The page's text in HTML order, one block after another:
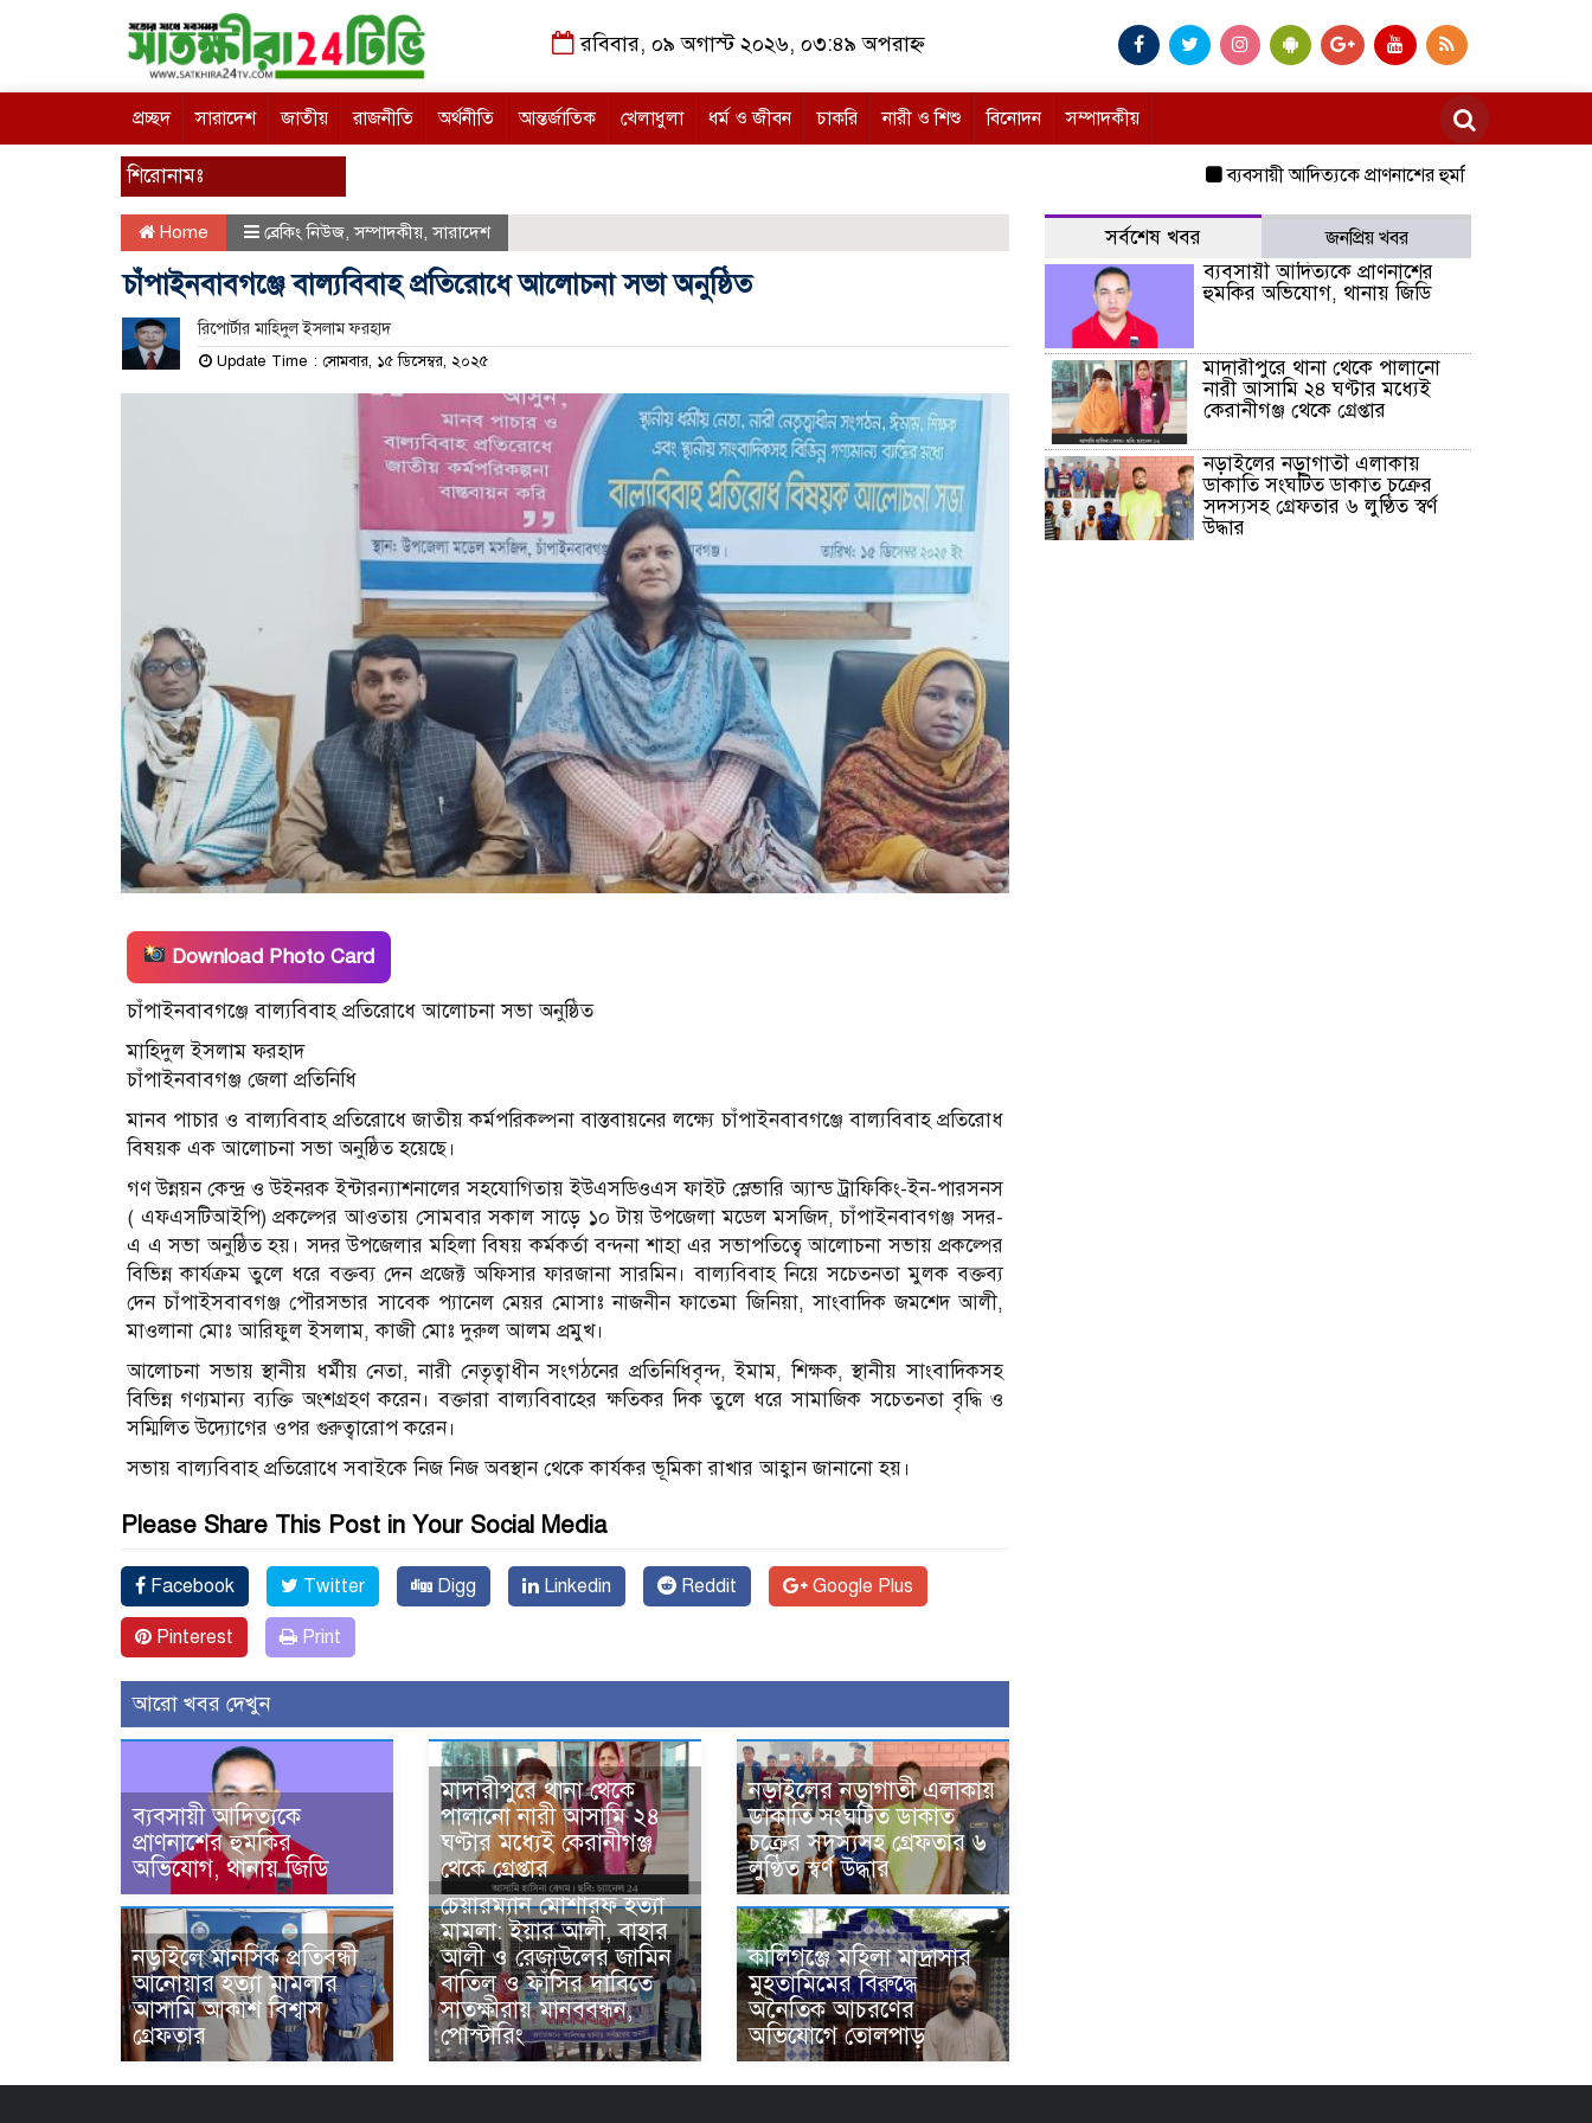
রবিবার, ০৯ অগাস্ট ২০২৬, ০৩:৪৯ অপরাহ্ন
প্রচ্ছদ সারাদেশ জাতীয় রাজনীতি অর্থনীতি আন্তর্জাতিক খেলাধুলা ধর্ম ও জীবন চাকরি নারী ও শিশু বিনোদন সম্পাদকীয়
শিরোনামঃ ব্যবসায়ী আদিত্যকে প্রাণনাশের হুমকির অভিযোগ, থানায়
Home ব্রেকিং নিউজ,সম্পাদকীয়,সারাদেশ
চাঁপাইনবাবগঞ্জে বাল্যবিবাহ প্রতিরোধে আলোচনা সভা অনুষ্ঠিত
রিপোর্টার মাহিদুল ইসলাম ফরহাদ
Update Time : সোমবার, ১৫ ডিসেম্বর, ২০২৫
Download Photo Card
চাঁপাইনবাবগঞ্জে বাল্যবিবাহ প্রতিরোধে আলোচনা সভা অনুষ্ঠিত
মাহিদুল ইসলাম ফরহাদ
চাঁপাইনবাবগঞ্জ জেলা প্রতিনিধি
মানব পাচার ও বাল্যবিবাহ প্রতিরোধে জাতীয় কর্মপরিকল্পনা বাস্তবায়নের লক্ষ্যে চাঁপাইনবাবগঞ্জে বাল্যবিবাহ প্রতিরোধ
বিষয়ক এক আলোচনা সভা অনুষ্ঠিত হয়েছে।
গণ উন্নয়ন কেন্দ্র ও উইনরক ইন্টারন্যাশনালের সহযোগিতায় ইউএসডিওএস ফাইট স্লেভারি অ্যান্ড ট্রাফিকিং-ইন-পারসনস
( এফএসটিআইপি) প্রকল্পের আওতায় সোমবার সকাল সাড়ে ১০ টায় উপজেলা মডেল মসজিদ, চাঁপাইনবাবগঞ্জ সদর-
এ এ সভা অনুষ্ঠিত হয়। সদর উপজেলার মহিলা বিষয় কর্মকর্তা বন্দনা শাহা এর সভাপতিত্বে আলোচনা সভায় প্রকল্পের
বিভিন্ন কার্যক্রম তুলে ধরে বক্তব্য দেন প্রজেক্ট অফিসার ফারজানা সারমিন। বাল্যবিবাহ নিয়ে সচেতনতা মুলক বক্তব্য
দেন চাঁপাইসবাবগঞ্জ পৌরসভার সাবেক প্যানেল মেয়র মোসাঃ নাজনীন ফাতেমা জিনিয়া, সাংবাদিক জমশেদ আলী,
মাওলানা মোঃ আরিফুল ইসলাম, কাজী মোঃ দুরুল আলম প্রমুখ।
আলোচনা সভায় স্থানীয় ধর্মীয় নেতা, নারী নেতৃত্বাধীন সংগঠনের প্রতিনিধিবৃন্দ, ইমাম, শিক্ষক, স্থানীয় সাংবাদিকসহ
বিভিন্ন গণ্যমান্য ব্যক্তি অংশগ্রহণ করেন। বক্তারা বাল্যবিবাহের ক্ষতিকর দিক তুলে ধরে সামাজিক সচেতনতা বৃদ্ধি ও
সম্মিলিত উদ্যোগের ওপর গুরুত্বারোপ করেন।
সভায় বাল্যবিবাহ প্রতিরোধে সবাইকে নিজ নিজ অবস্থান থেকে কার্যকর ভূমিকা রাখার আহ্বান জানানো হয়।
Please Share This Post in Your Social Media
Facebook Twitter Digg Linkedin Reddit Google Plus
Pinterest Print
আরো খবর দেখুন
ব্যবসায়ী আদিত্যকে
প্রাণনাশের হুমকির
অভিযোগ, থানায় জিডি
মাদারীপুরে থানা থেকে
পালানো নারী আসামি ২৪
ঘণ্টার মধ্যেই কেরানীগঞ্জ
থেকে গ্রেপ্তার
নড়াইলের নড়াগাতী এলাকায়
ডাকাতি সংঘটিত ডাকাত
চক্রের সদস্যসহ গ্রেফতার ৬
লুণ্ঠিত স্বর্ণ উদ্ধার
নড়াইলে মানসিক প্রতিবন্ধী
আনোয়ার হত্যা মামলার
আসামি আকাশ বিশ্বাস
গ্রেফতার
চেয়ারম্যান মোশারফ হত্যা
মামলা: ইয়ার আলী, বাহার
আলী ও রেজাউলের জামিন
বাতিল ও ফাঁসির দাবিতে
সাতক্ষীরায় মানববন্ধন,
পোস্টারিং
কালিগঞ্জে মহিলা মাদ্রাসার
মুহতামিমের বিরুদ্ধে
অনৈতিক আচরণের
অভিযোগে তোলপাড়
সর্বশেষ খবর জনপ্রিয় খবর
ব্যবসায়ী আদিত্যকে প্রাণনাশের
হুমকির অভিযোগ, থানায় জিডি
মাদারীপুরে থানা থেকে পালানো
নারী আসামি ২৪ ঘণ্টার মধ্যেই
কেরানীগঞ্জ থেকে গ্রেপ্তার
নড়াইলের নড়াগাতী এলাকায়
ডাকাতি সংঘটিত ডাকাত চক্রের
সদস্যসহ গ্রেফতার ৬ লুণ্ঠিত স্বর্ণ
উদ্ধার